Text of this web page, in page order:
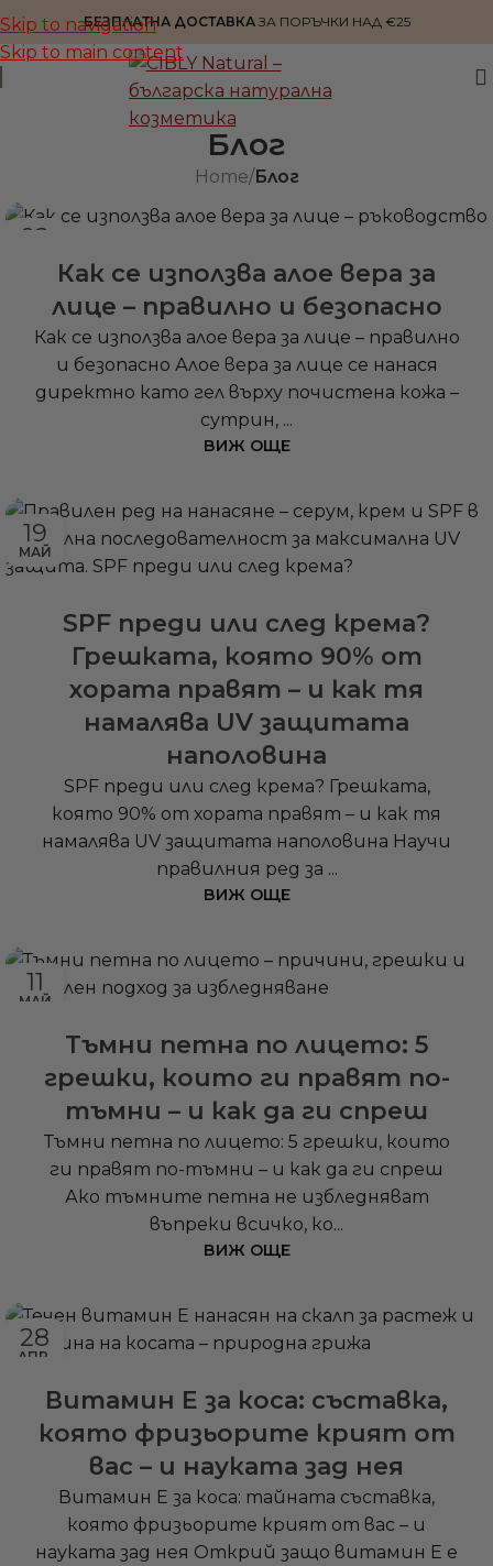
Skip to navigation
Skip to main content
БЕЗПЛАТНА ДОСТАВКАЗА ПОРЪЧКИ НАД €25
Блог
Home/Блог
02
Как се използва алое вера за
лице – правилно и безопасно
Как се използва алое вера за лице – правилно
и безопасно Алое вера за лице се нанася
директно като гел върху почистена кожа –
сутрин, ...
ВИЖ ОЩЕ
19
МАЙ
SPF преди или след крема?
Грешката, която 90% от
хората правят – и как тя
намалява UV защитата
наполовина
SPF преди или след крема? Грешката,
която 90% от хората правят – и как тя
намалява UV защитата наполовина Научи
правилния ред за ...
ВИЖ ОЩЕ
11
МАЙ
Тъмни петна по лицето: 5
грешки, които ги правят по-
тъмни – и как да ги спреш
Тъмни петна по лицето: 5 грешки, които
ги правят по-тъмни – и как да ги спреш
Ако тъмните петна не избледняват
въпреки всичко, ко...
ВИЖ ОЩЕ
28
АПР.
Витамин Е за коса: съставка,
която фризьорите крият от
вас – и науката зад нея
Витамин Е за коса: тайната съставка,
която фризьорите крият от вас – и
науката зад нея Открий защо витамин Е е